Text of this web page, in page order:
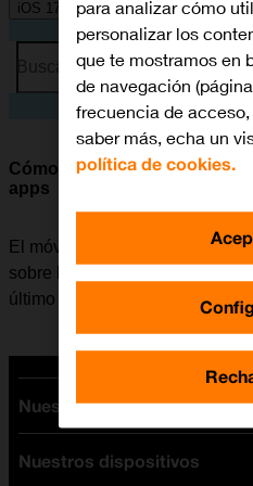
iOS 17
Busca por problema o tema
Cómo utilizar la supervisión
apps
El móvil se puede configurar
sobre los datos a los que las
último período.
Nuestras tarifas
Tarifas Orange
Nuestros dispositivos
para analizar cómo
personalizar los
que te mostramos en
de navegación
frecuencia de
saber más, echa un
política de cookies.